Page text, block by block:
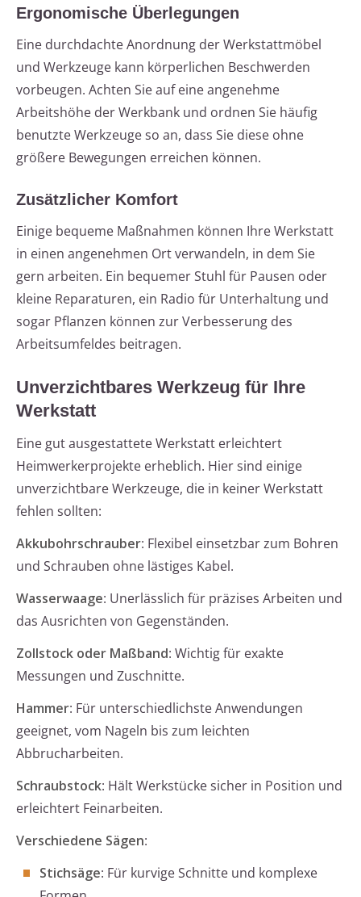
Ergonomische Überlegungen
Eine durchdachte Anordnung der Werkstattmöbel
und Werkzeuge kann körperlichen Beschwerden
vorbeugen. Achten Sie auf eine angenehme
Arbeitshöhe der Werkbank und ordnen Sie häufig
benutzte Werkzeuge so an, dass Sie diese ohne
größere Bewegungen erreichen können.
Zusätzlicher Komfort
Einige bequeme Maßnahmen können Ihre Werkstatt
in einen angenehmen Ort verwandeln, in dem Sie
gern arbeiten. Ein bequemer Stuhl für Pausen oder
kleine Reparaturen, ein Radio für Unterhaltung und
sogar Pflanzen können zur Verbesserung des
Arbeitsumfeldes beitragen.
Unverzichtbares Werkzeug für Ihre
Werkstatt
Eine gut ausgestattete Werkstatt erleichtert
Heimwerkerprojekte erheblich. Hier sind einige
unverzichtbare Werkzeuge, die in keiner Werkstatt
fehlen sollten:
Akkubohrschrauber: Flexibel einsetzbar zum Bohren
und Schrauben ohne lästiges Kabel.
Wasserwaage: Unerlässlich für präzises Arbeiten und
das Ausrichten von Gegenständen.
Zollstock oder Maßband: Wichtig für exakte
Messungen und Zuschnitte.
Hammer: Für unterschiedlichste Anwendungen
geeignet, vom Nageln bis zum leichten
Abbrucharbeiten.
Schraubstock: Hält Werkstücke sicher in Position und
erleichtert Feinarbeiten.
Verschiedene Sägen:
Stichsäge: Für kurvige Schnitte und komplexe